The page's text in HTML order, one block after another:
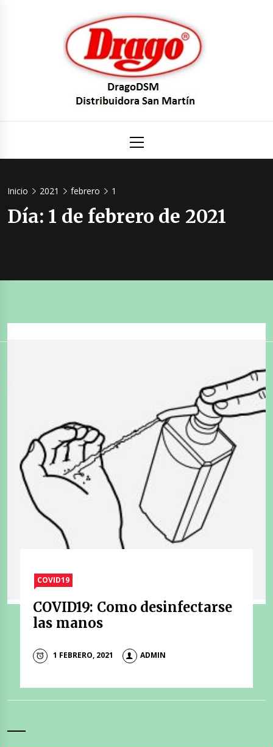
principal
Inicio 2021 febrero 1
Día: 1 de febrero de 2021
COVID19
COVID19: Como desinfectarse
las manos
1 FEBRERO, 2021 ADMIN